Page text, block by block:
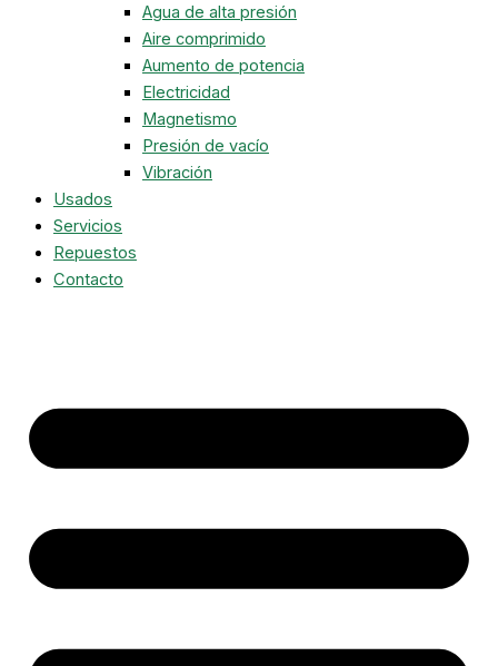
Agua de alta presión
Aire comprimido
Aumento de potencia
Electricidad
Magnetismo
Presión de vacío
Vibración
Usados
Servicios
Repuestos
Contacto